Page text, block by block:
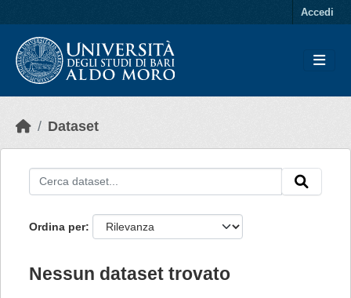
Accedi
Dataset
Ordina per
Nessun dataset trovato